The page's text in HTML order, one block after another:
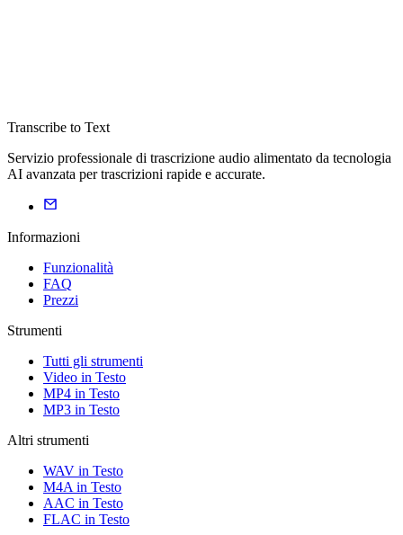
Transcribe to Text
Servizio professionale di trascrizione audio alimentato da tecnologia
AI avanzata per trascrizioni rapide e accurate.
Informazioni
Funzionalità
FAQ
Prezzi
Strumenti
Tutti gli strumenti
Video in Testo
MP4 in Testo
MP3 in Testo
Altri strumenti
WAV in Testo
M4A in Testo
AAC in Testo
FLAC in Testo